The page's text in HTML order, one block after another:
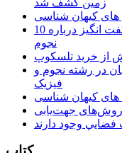
های کیهان شناسی
10 واقعیت عجیب و شگفت انگیز درباره
نجوم
از خرید تلسکوپ
در رشته نجوم و
فیزیک
های کیهان شناسی
روش‌های جهت‌یابی